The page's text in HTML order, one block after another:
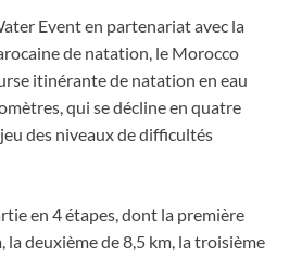
Event en partenariat avec la
de natation, le Morocco
itinérante de natation en eau
qui se décline en quatre
des niveaux de difficultés
en 4 étapes, dont la première
la deuxième de 8,5 km, la troisième